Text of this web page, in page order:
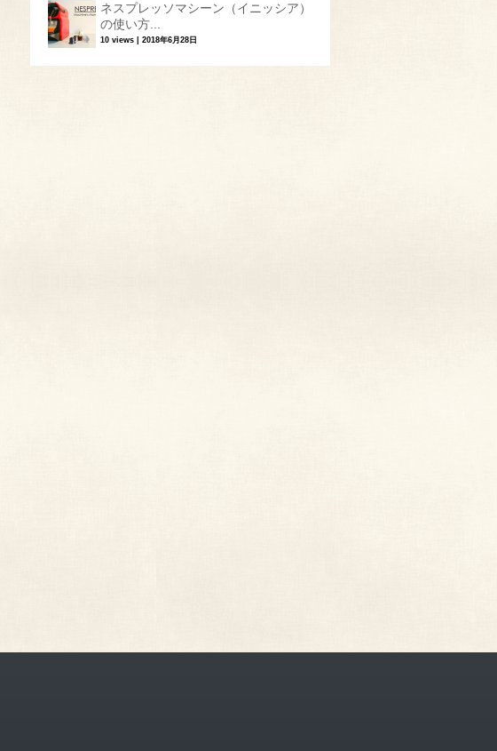
ネスプレッソマシーン（イニッシア）
の使い方...
10 views 2018年6月28日